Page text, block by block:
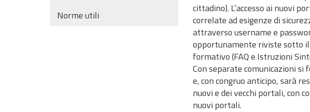
Norme utili
cittadino). L’accesso ai nuovi
correlate ad esigenze di
attraverso username e
opportunamente riviste sotto il
formativo (FAQ e Istruzioni
Con separate comunicazioni
e, con congruo anticipo, sarà
nuovi e dei vecchi portali, con
nuovi portali.